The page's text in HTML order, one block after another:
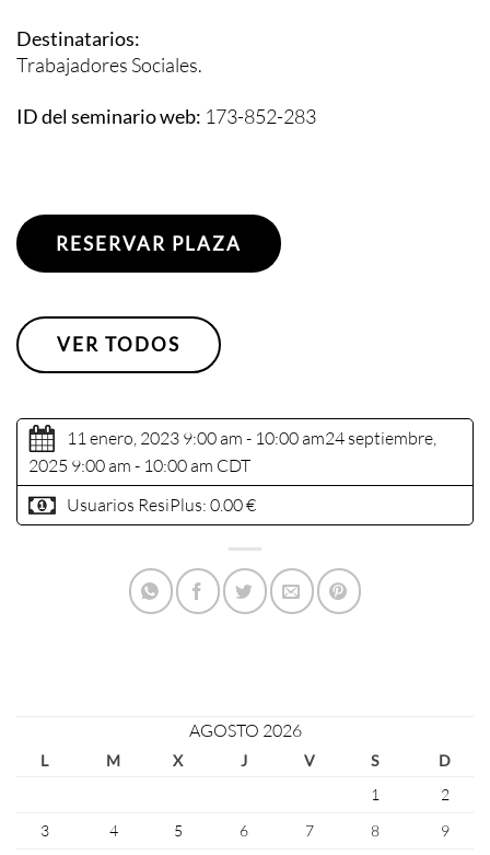
Destinatarios:
Trabajadores Sociales.
ID del seminario web: 173-852-283
RESERVAR PLAZA
VER TODOS
11 enero, 2023 9:00 am - 10:00 am24 septiembre,
2025 9:00 am - 10:00 am CDT
Usuarios ResiPlus: 0.00 €
AGOSTO 2026
L M X J V S
D
1
2
3
4 5 6 7 8
9